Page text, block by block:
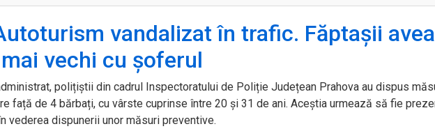
vandalizat în trafic. Făptașii
vechi cu șoferul
polițiștii din cadrul Inspectoratului de Poliție Județean Prahova au dispus
față de 4 bărbați, cu vârste cuprinse între 20 și 31 de ani. Aceștia urmează să fie
vederea dispunerii unor măsuri preventive.